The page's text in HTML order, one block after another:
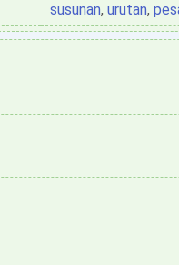
susunan, urutan,